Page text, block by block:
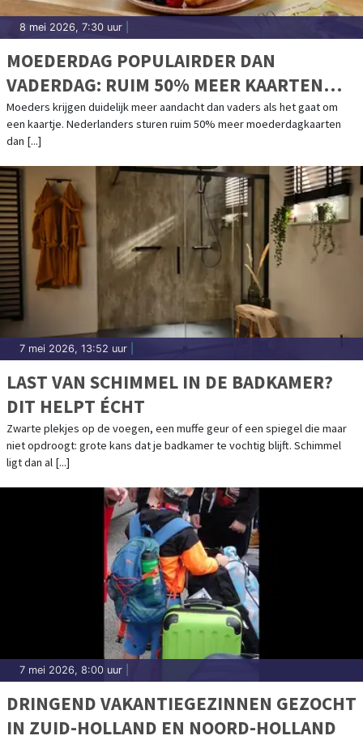
8 mei 2026, 7:30 uur
MOEDERDAG POPULAIRDER DAN
VADERDAG: RUIM 50% MEER KAARTEN
VERSTUURD
Moeders krijgen duidelijk meer aandacht dan vaders als het gaat om
een kaartje. Nederlanders sturen ruim 50% meer moederdagkaarten
dan [...]
7 mei 2026, 13:52 uur
LAST VAN SCHIMMEL IN DE BADKAMER?
DIT HELPT ÉCHT
Zwarte plekjes op de voegen, een muffe geur of een spiegel die maar
niet opdroogt: grote kans dat je badkamer te vochtig blijft. Schimmel
ligt dan al [...]
7 mei 2026, 8:00 uur
DRINGEND VAKANTIEGEZINNEN GEZOCHT
IN ZUID-HOLLAND EN NOORD-HOLLAND